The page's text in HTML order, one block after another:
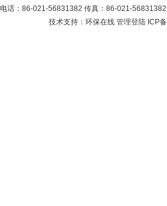
电话：86-021-56831382 传真：86-021-
技术支持：环保在线 管理登陆 ICP